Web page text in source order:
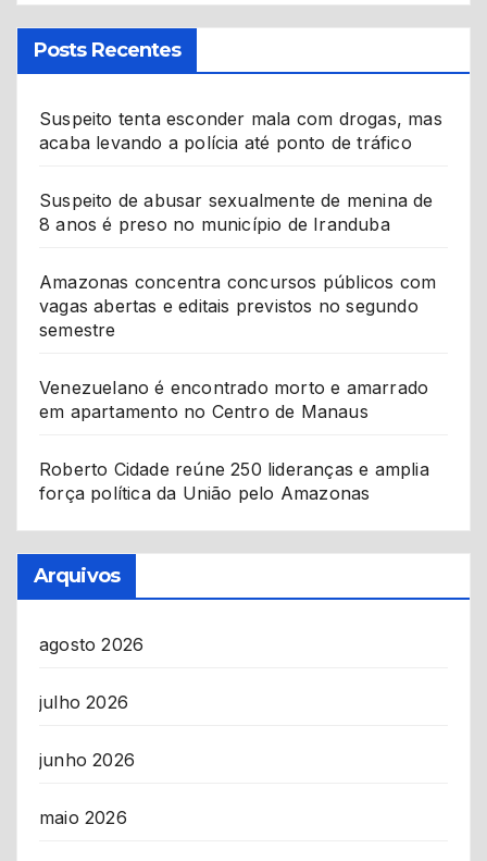
Posts Recentes
Suspeito tenta esconder mala com drogas, mas
acaba levando a polícia até ponto de tráfico
Suspeito de abusar sexualmente de menina de
8 anos é preso no município de Iranduba
Amazonas concentra concursos públicos com
vagas abertas e editais previstos no segundo
semestre
Venezuelano é encontrado morto e amarrado
em apartamento no Centro de Manaus
Roberto Cidade reúne 250 lideranças e amplia
força política da União pelo Amazonas
Arquivos
agosto 2026
julho 2026
junho 2026
maio 2026